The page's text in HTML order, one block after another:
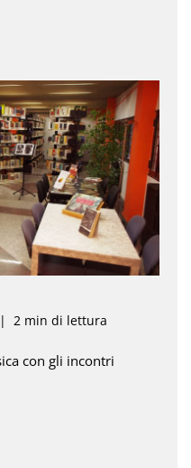
2 min di lettura
con gli incontri